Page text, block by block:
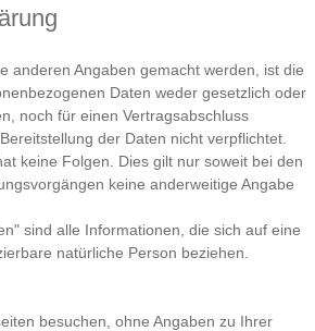
anderen Angaben gemacht werden, ist die
Daten weder gesetzlich oder
noch für einen Vertragsabschluss
der Daten nicht verpflichtet.
keine Folgen. Dies gilt nur soweit bei den
keine anderweitige Angabe
sind alle Informationen, die sich auf eine
natürliche Person beziehen.
besuchen, ohne Angaben zu Ihrer